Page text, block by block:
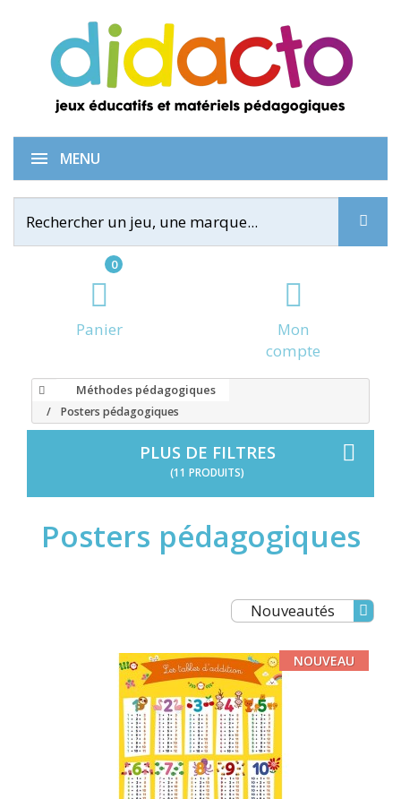
0
Panier
Mon
compte
MENU
Méthodes pédagogiques
Posters pédagogiques
PLUS DE FILTRES
(11 PRODUITS)
Posters pédagogiques
Nouveautés
NOUVEAU